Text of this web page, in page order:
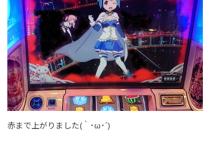
赤まで上がりました(｀･ω･´)